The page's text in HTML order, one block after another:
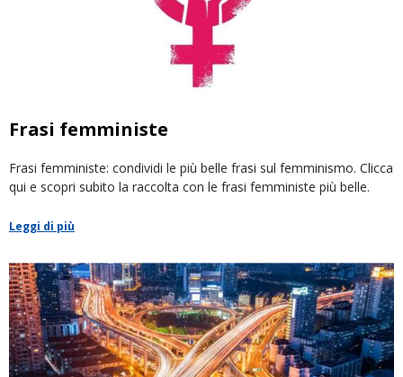
Frasi femministe
Frasi femministe: condividi le più belle frasi sul femminismo. Clicca
qui e scopri subito la raccolta con le frasi femministe più belle.
Leggi di più